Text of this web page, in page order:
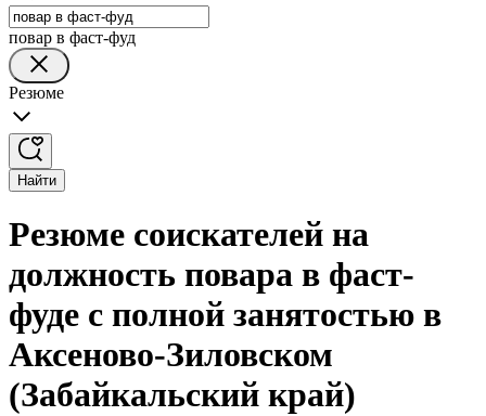
повар в фаст-фуд
Резюме
Найти
Резюме соискателей на
должность повара в фаст-
фуде с полной занятостью в
Аксеново-Зиловском
(Забайкальский край)